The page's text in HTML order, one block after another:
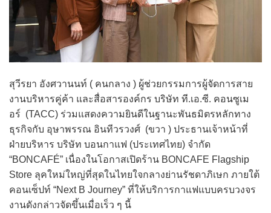
สุวีรยา อังศวานนท์ ( คนกลาง ) ผู้ช่วยกรรมการผู้จัดการสาย
งานบริหารคู่ค้า และสื่อสารองค์กร บริษัท ที.เอ.ซี. คอนซูเม
อร์ (TACC) ร่วมแสดงความยินดีในฐานะพันธมิตรหลักทาง
ธุรกิจกับ อุษาพรรณ อินทีวรวงศ์ (ขวา ) ประธานเจ้าหน้าที่
ฝ่ายบริหาร บริษัท บอนกาแฟ (ประเทศไทย) จำกัด
“BONCAFÉ” เนื่องในโอกาสเปิดร้าน BONCAFE Flagship
Store ลุคใหม่ใหญ่ที่สุดในไทยใจกลางย่านรัชดาภิเษก ภายใต้
คอนเซ็ปท์ “Next B Journey” ที่ให้บริการกาแฟแบบครบวงจร
งานดังกล่าวจัดขึ้นเมื่อเร็ว ๆ นี้